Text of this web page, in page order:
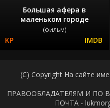
Большая афера в
маленьком городе
(фильм)
(C) Copyright На сайте
ПРАВООБЛАДАТЕЛЯМ И ПО
ПОЧТА -